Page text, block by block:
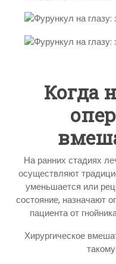
Когда
На ранних стадиях
осуществляют
уменьшается или
состояние, назначают
пациента от
Хирургическое